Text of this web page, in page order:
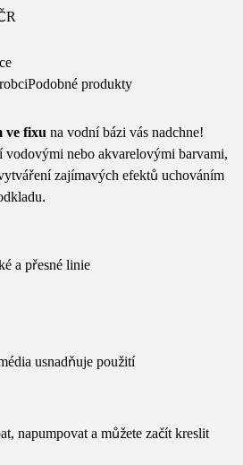
Podobné produkty
ve fixu na vodní bázi vás nadchne!
nebo akvarelovými barvami,
zajímavých efektů uchováním
a přesné linie
usnadňuje použití
napumpovat a můžete začít kreslit